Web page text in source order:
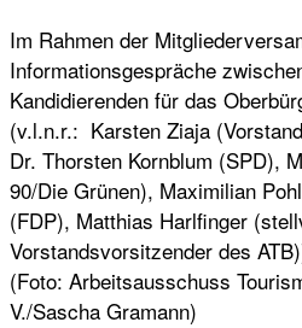
Im Rahmen der
Informationsgespräche
Kandidierenden für das
(v.l.n.r.: Karsten Ziaja
Dr. Thorsten Kornblum (SPD),
90/Die Grünen), Maximilian
(FDP), Matthias Harlfinger
Vorstandsvorsitzender des
(Foto: Arbeitsausschuss
V./Sascha Gramann)